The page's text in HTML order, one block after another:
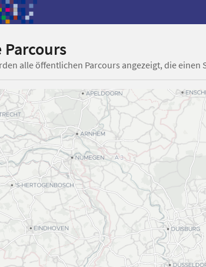
alle öffentlichen Parcours angezeigt, die einen